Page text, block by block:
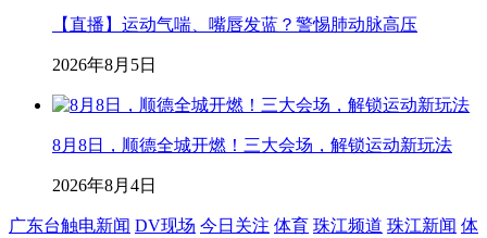
【直播】运动气喘、嘴唇发蓝？警惕肺动脉高压
2026年8月5日
8月8日，顺德全城开燃！三大会场，解锁运动新玩法
2026年8月4日
广东台触电新闻 DV现场 今日关注 体育 珠江频道 珠江新闻 体